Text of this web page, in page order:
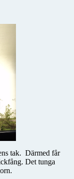
tak. Därmed får
Det tunga